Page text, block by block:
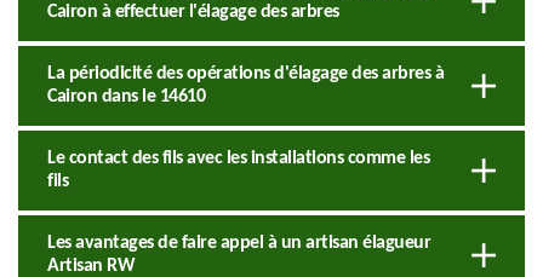
Cairon à effectuer l'élagage des arbres
La périodicité des opérations d'élagage des arbres à
Cairon dans le 14610
Le contact des fils avec les installations comme les
fils
Les avantages de faire appel à un artisan élagueur
Artisan RW